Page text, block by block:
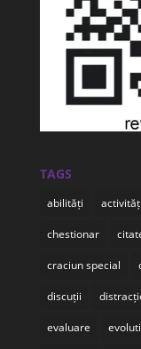
TAGS
abilități activități
chestionar
craciun special
discuții
evaluare